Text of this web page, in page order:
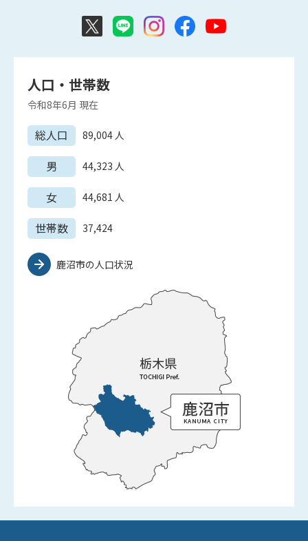
人口・世帯数
令和8年6月 現在
総人口 89,004 人
男 44,323 人
女 44,681 人
世帯数 37,424
鹿沼市の人口状況